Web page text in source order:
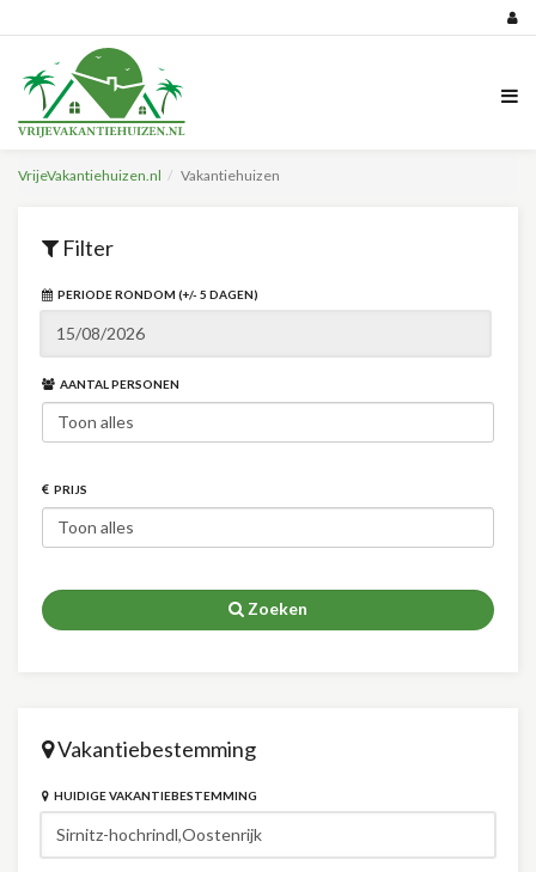
VrijeVakantiehuizen.nl Vakantiehuizen
Filter
PERIODE RONDOM (+/- 5 DAGEN)
AANTAL PERSONEN
PRIJS
Zoeken
Vakantiebestemming
HUIDIGE VAKANTIEBESTEMMING